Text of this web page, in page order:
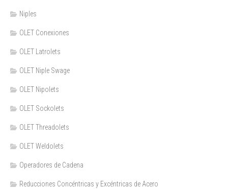
Niples
OLET Conexiones
OLET Latrolets
OLET Niple Swage
OLET Nipolets
OLET Sockolets
OLET Threadolets
OLET Weldolets
Operadores de Cadena
Reducciones Concéntricas y Excéntricas de Acero